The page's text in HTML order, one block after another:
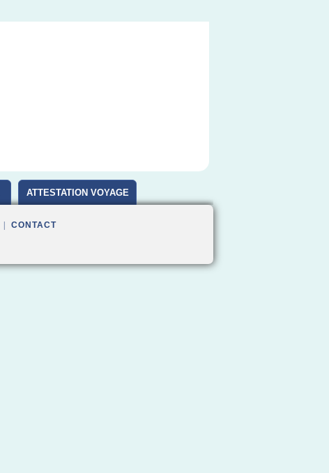
ATTESTATION VOYAGE
CONTACT